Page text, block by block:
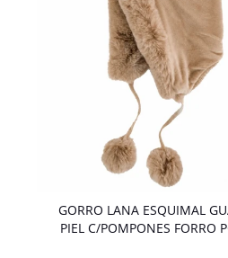
GORRO LANA ESQUIMAL
PIEL C/POMPONES FORRO